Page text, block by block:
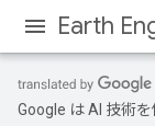
Earth
Google は AI 技術